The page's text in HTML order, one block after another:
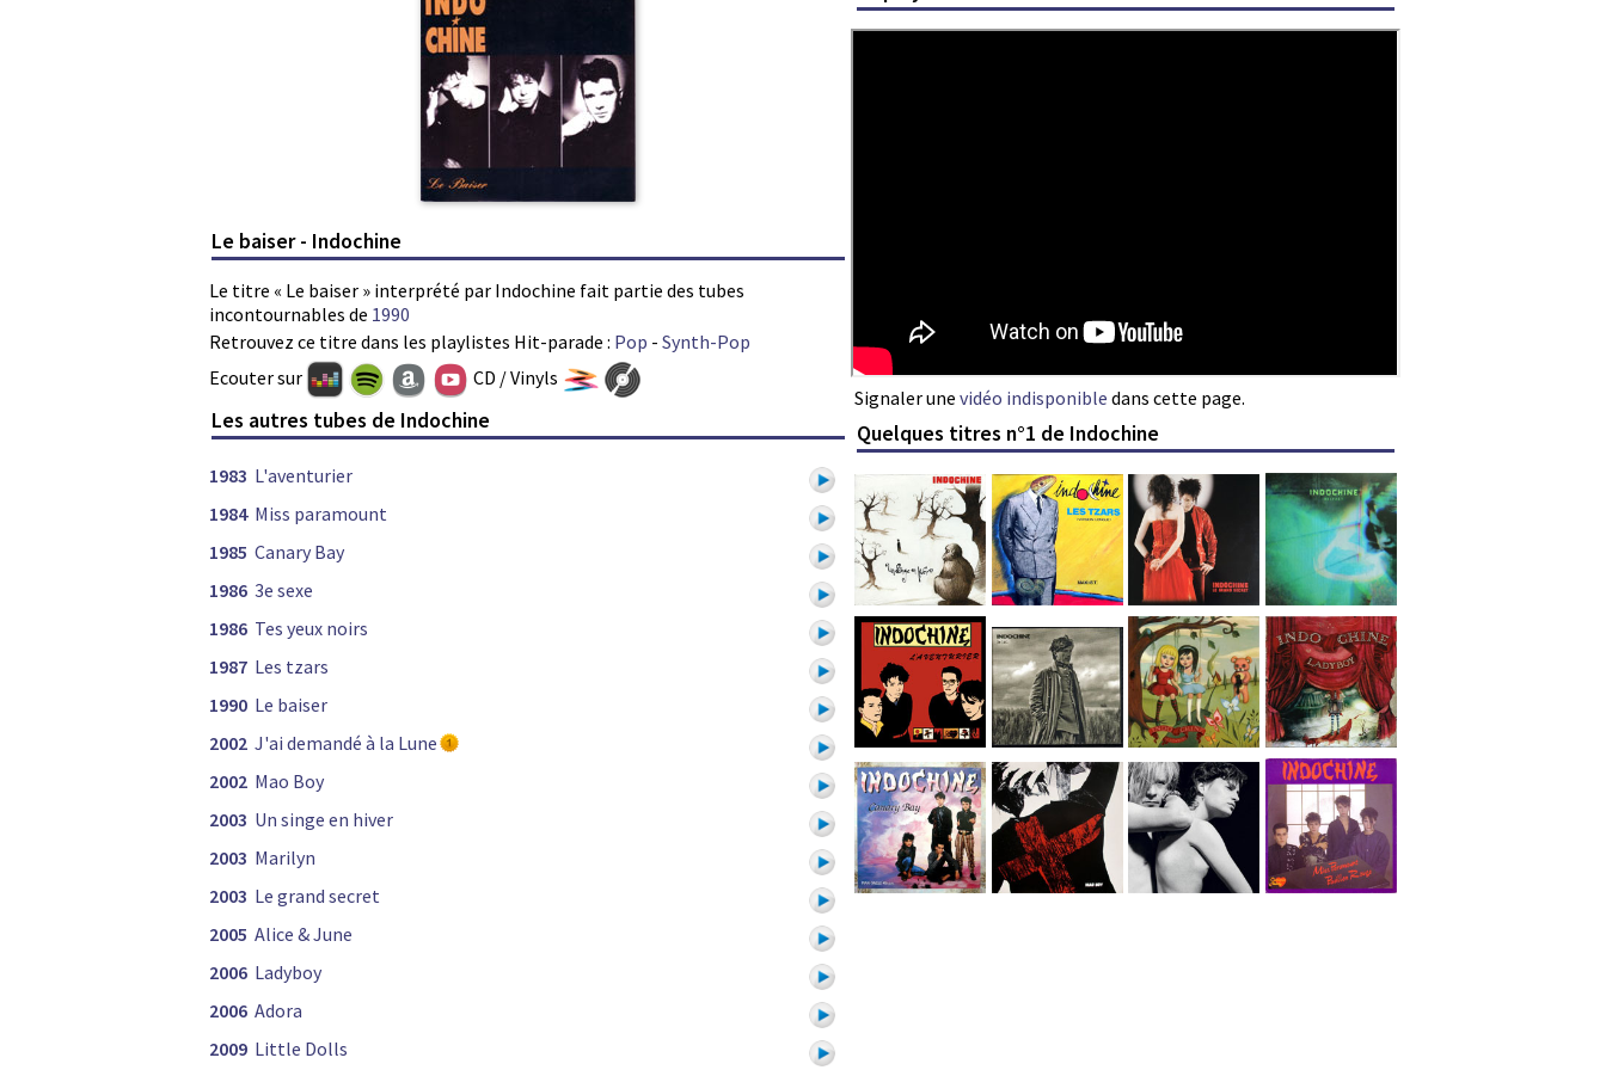
Le baiser - Indochine
Le titre « Le baiser » interprété par Indochine fait partie des tubes
incontournables de 1990
Retrouvez ce titre dans les playlistes Hit-parade : Pop - Synth-Pop
Signaler une vidéo indisponible dans cette page.
Ecouter sur CD / Vinyls
Les autres tubes de Indochine
1983 L'aventurier
1984 Miss paramount
1985 Canary Bay
1986 3e sexe
1986 Tes yeux noirs
1987 Les tzars
1990 Le baiser
2002 J'ai demandé à la Lune
2002 Mao Boy
2003 Un singe en hiver
2003 Marilyn
2003 Le grand secret
2005 Alice & June
2006 Ladyboy
2006 Adora
2009 Little Dolls
Quelques titres n°1 de Indochine